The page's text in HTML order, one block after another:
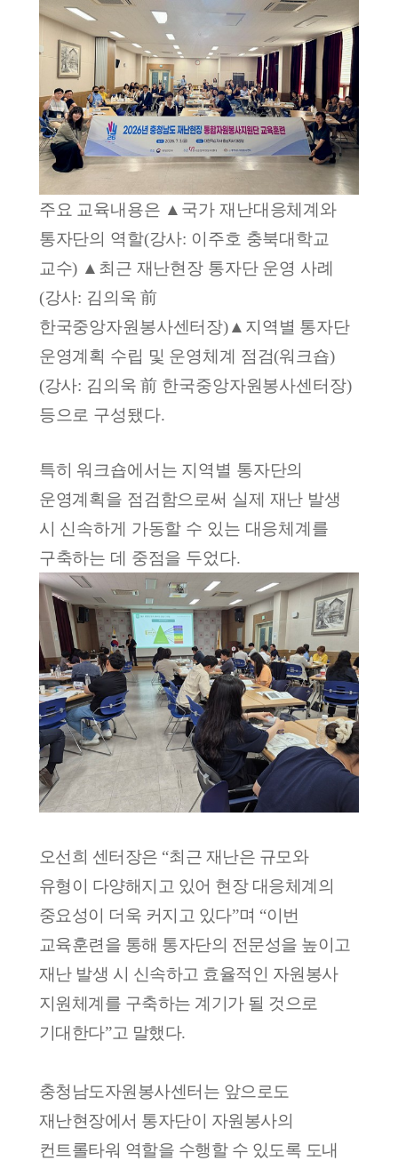
주요 교육내용은 ▲ 국가 재난대응체계와
통자단의 역할(강사: 이주호 충북대학교
교수) ▲ 최근 재난현장 통자단 운영 사례
(강사: 김의욱前
한국중앙자원봉사센터장)▲ 지역별 통자단
운영계획 수립 및 운영체계 점검(워크숍)
(강사: 김의욱前 한국중앙자원봉사센터장)
등으로 구성됐다.
특히 워크숍에서는 지역별 통자단의
운영계획을 점검함으로써 실제 재난 발생
시 신속하게 가동할 수 있는 대응체계를
구축하는 데 중점을 두었다.
오선희 센터장은 “최근 재난은 규모와
유형이 다양해지고 있어 현장 대응체계의
중요성이 더욱 커지고 있다”며 “이번
교육훈련을 통해 통자단의 전문성을 높이고
재난 발생 시 신속하고 효율적인 자원봉사
지원체계를 구축하는 계기가 될 것으로
기대한다”고 말했다.
충청남도자원봉사센터는 앞으로도
재난현장에서 통자단이 자원봉사의
컨트롤타워 역할을 수행할 수 있도록 도내